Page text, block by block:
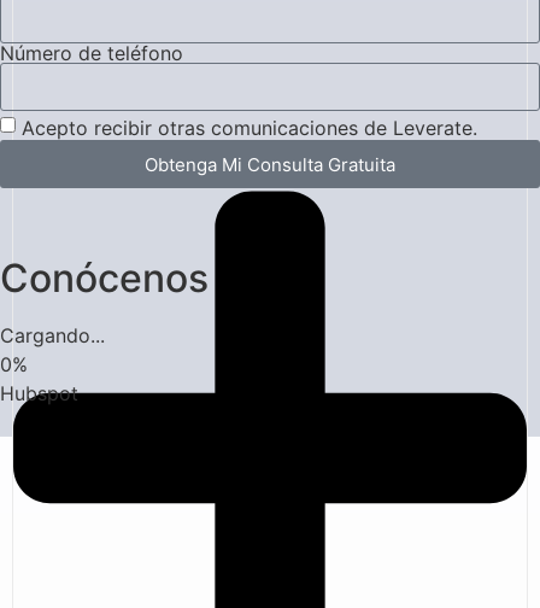
Número de teléfono
Acepto recibir otras comunicaciones de Leverate.
Obtenga Mi Consulta Gratuita
Conócenos
Cargando...
0%
Hubspot